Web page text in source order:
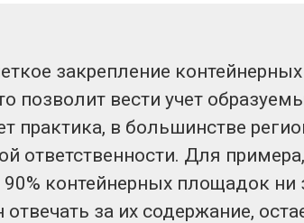
закрепление контейнерных
позволит вести учет
практика, в большинстве
ответственности. Для
контейнерных площадок ни
за их содержание,